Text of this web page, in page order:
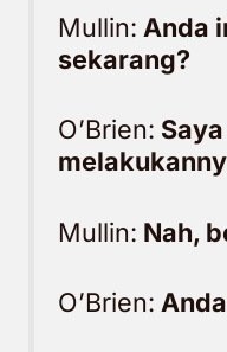
Mullin: Anda
sekarang?
O’Brien:
Mullin: Nah,
O’Brien: